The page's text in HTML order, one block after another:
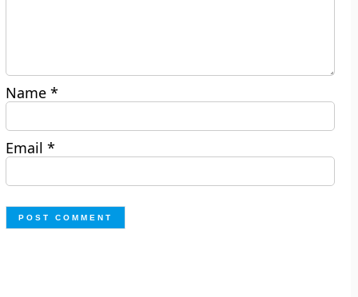
Name*
Email*